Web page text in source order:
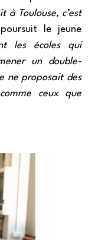
à Toulouse, c’est
le jeune
les écoles qui
un double-
ne proposait des
ceux que